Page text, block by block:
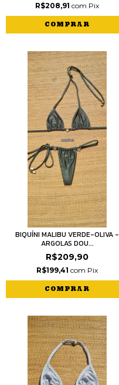
R$208,91 com Pix
COMPRAR
BIQUÍNI MALIBU VERDE-OLIVA -
ARGOLAS DOU...
R$209,90
R$199,41 com Pix
COMPRAR